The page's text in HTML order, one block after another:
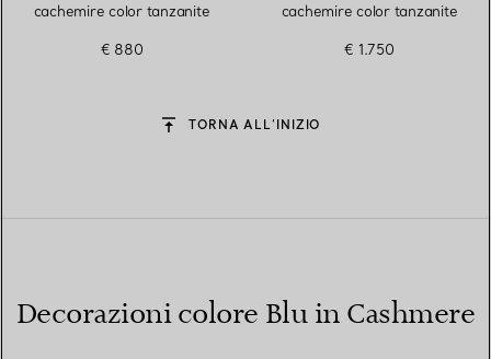
cachemire color tanzanite
€ 880
cachemire color tanzanite
€ 1.750
TORNA ALL’INIZIO
Decorazioni colore Blu in Cashmere